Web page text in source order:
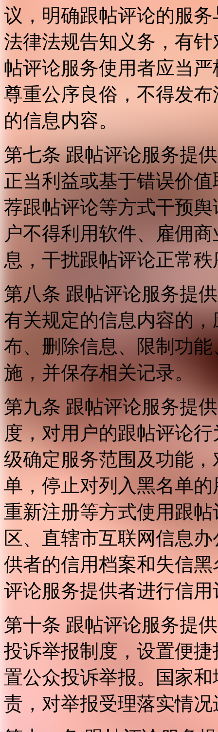
议，明确跟帖评论的服
法律法规告知义务，有
帖评论服务使用者应当
尊重公序良俗，不得发
的信息内容。
第七条 跟帖评论服务提
正当利益或基于错误价
荐跟帖评论等方式干预
户不得利用软件、雇佣
息，干扰跟帖评论正常
第八条 跟帖评论服务提
有关规定的信息内容的
布、删除信息、限制功
施，并保存相关记录。
第九条 跟帖评论服务提
度，对用户的跟帖评论
级确定服务范围及功能
单，停止对列入黑名单
重新注册等方式使用跟
区、直辖市互联网信息
供者的信用档案和失信
评论服务提供者进行信用
第十条 跟帖评论服务提
投诉举报制度，设置便
置公众投诉举报。国家
责，对举报受理落实情